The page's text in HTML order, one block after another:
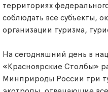
территориях
соблюдать все субъекты,
организации туризма,
На сегодняшний день в
«Красноярские Столбы»
Минприроды России три